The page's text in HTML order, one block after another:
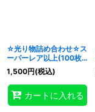
☆光り物詰め合わせ☆ス
ーパーレア以上(100枚
セット)【-】{-}《詰め
合わせ》
1,500円(税込)
カートに入れる